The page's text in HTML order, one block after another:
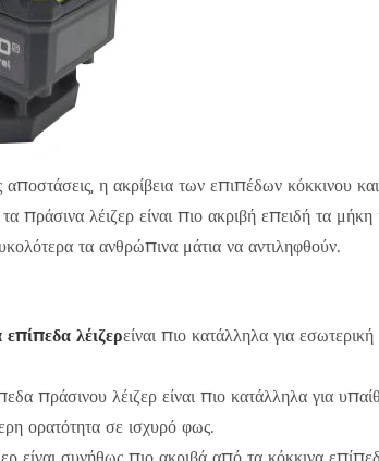
αποστάσεις, η ακρίβεια των επιπέδων κόκκινου
πράσινα λέιζερ είναι πιο ακριβή επειδή τα μήκη
τα ανθρώπινα μάτια να αντιληφθούν.
λέιζερείναι πιο κατάλληλα για
πράσινου λέιζερ είναι πιο κατάλληλα για
ορατότητα σε ισχυρό φως.